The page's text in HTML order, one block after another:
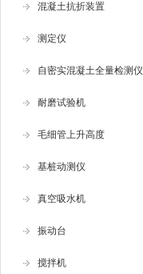
混凝土抗折装置
测定仪
自密实混凝土全量检测仪
耐磨试验机
毛细管上升高度
基桩动测仪
真空吸水机
振动台
搅拌机